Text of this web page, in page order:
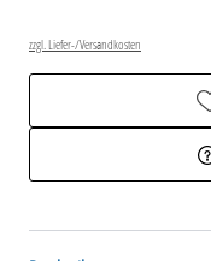
zzgl. Liefer-/Versandkosten